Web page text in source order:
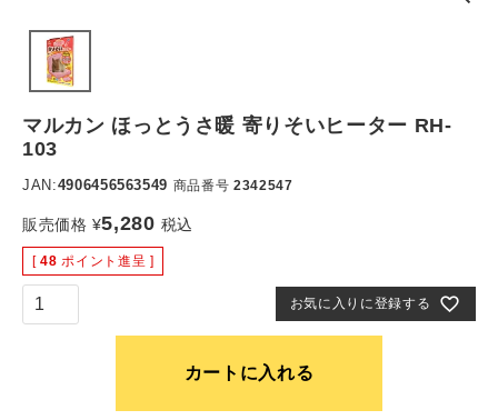
マルカン ほっとうさ暖 寄りそいヒーター RH-
103
JAN:4906456563549 商品番号 2342547
販売価格 ¥5,280 税込
[ 48 ポイント進呈 ]
お気に入りに登録する
カートに入れる